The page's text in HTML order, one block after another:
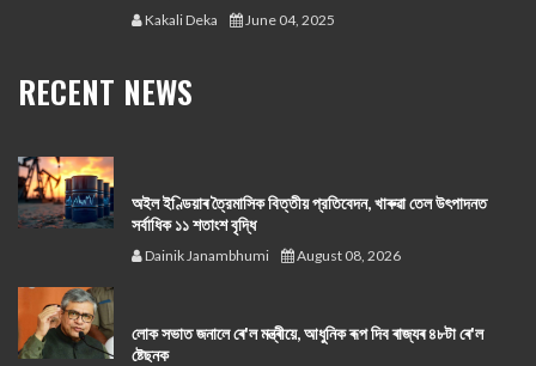
Kakali Deka June 04, 2025
RECENT NEWS
অইল ইণ্ডিয়াৰ ত্রৈমাসিক বিত্তীয় প্রতিবেদন, খাৰুৱা তেল উৎপাদনত
সর্বাধিক ১১ শতাংশ বৃদ্ধি
Dainik Janambhumi August 08, 2026
লোক সভাত জনালে ৰে'ল মন্ত্ৰীয়ে, আধুনিক ৰূপ দিব ৰাজ্যৰ ৪৮টা ৰে'ল
ষ্টেছনক